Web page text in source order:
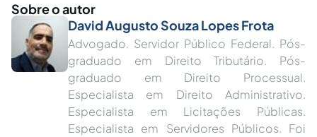
Sobre o autor
David Augusto Souza Lopes Frota
Advogado. Servidor Público Federal. Pós-
graduado em Direito Tributário. Pós-
graduado em Direito Processual.
Especialista em Direito Administrativo.
Especialista em Licitações Públicas.
Especialista em Servidores Públicos. Foi